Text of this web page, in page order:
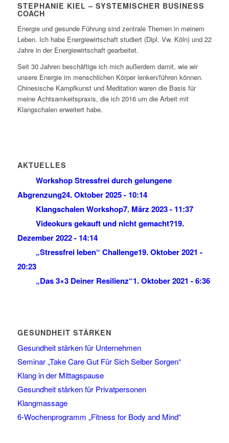
STEPHANIE KIEL – SYSTEMISCHER BUSINESS
COACH
Energie und gesunde Führung sind zentrale Themen in meinem
Leben. Ich habe Energiewirtschaft studiert (Dipl. Vw. Köln) und 22
Jahre in der Energiewirtschaft gearbeitet.
Seit 30 Jahren beschäftige ich mich außerdem damit, wie wir
unsere Energie im menschlichen Körper lenken/führen können.
Chinesische Kampfkunst und Meditation waren die Basis für
meine Achtsamkeitspraxis, die ich 2016 um die Arbeit mit
Klangschalen erweitert habe.
AKTUELLES
Workshop Stressfrei durch gelungene
Abgrenzung24. Oktober 2025 - 10:14
Klangschalen Workshop7. März 2023 - 11:37
Videokurs gekauft und nicht gemacht?19.
Dezember 2022 - 14:14
„Stressfrei leben“ Challenge19. Oktober 2021 -
20:23
„Das 3×3 Deiner Resilienz“1. Oktober 2021 - 6:36
GESUNDHEIT STÄRKEN
Gesundheit stärken für Unternehmen
Seminar „Take Care Gut Für Sich Selber Sorgen“
Klang in der Mittagspause
Gesundheit stärken für Privatpersonen
Klangmassage
6-Wochenprogramm „Fitness for Body and Mind“